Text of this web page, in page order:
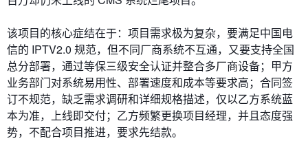
该项目的核心症结在于：项目需求极为复杂，要满足中国电
信的 IPTV2.0 规范，但不同厂商系统不互通，又要支持全国
总分部署，通过等保三级安全认证并整合多厂商设备；甲方
业务部门对系统易用性、部署速度和成本等要求高；合同签
订不规范，缺乏需求调研和详细规格描述，仅以乙方系统蓝
本为准，上线即交付；乙方频繁更换项目经理，并且态度强
势，不配合项目推进，要求先结款。